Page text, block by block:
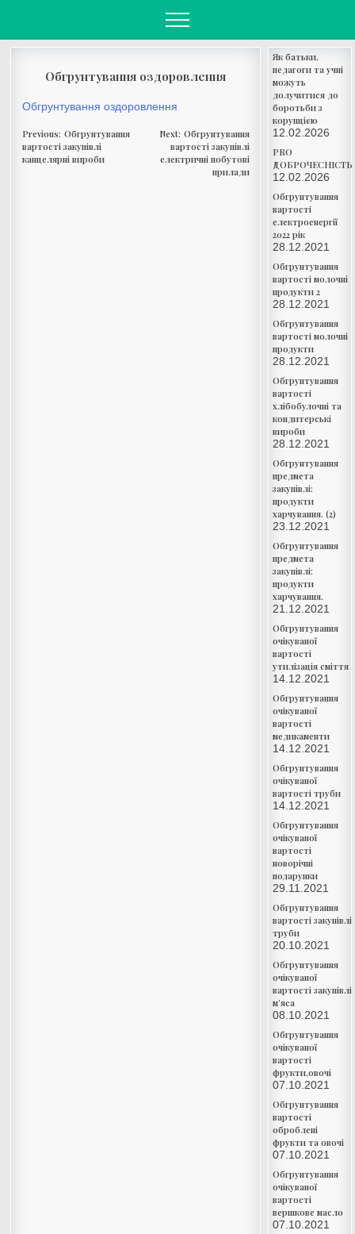
Обгрунтування оздоровлення
Обгрунтування оздоровлення
Навігація
записів
Previous: Обгрунтування
вартості закупівлі
канцелярні вироби
Next: Обгрунтування
вартості закупівлі
електричні побутові
прилади
Як батьки,
педагоги та учні
можуть
долучитися до
боротьби з
корупцією
12.02.2026
PRO
ДОБРОЧЕСНІСТЬ
12.02.2026
Обгрунтування
вартості
електроенергії
2022 рік
28.12.2021
Обгрунтування
вартості молочні
продукти 2
28.12.2021
Обгрунтування
вартості молочні
продукти
28.12.2021
Обгрунтування
вартості
хлібобулочні та
кондитерські
вироби
28.12.2021
Обгрунтування
предмета
закупівлі:
продукти
харчування. (2)
23.12.2021
Обгрунтування
предмета
закупівлі:
продукти
харчування.
21.12.2021
Обгрунтування
очікуваної
вартості
утилізація сміття
14.12.2021
Обгрунтування
очікуваної
вартості
медикаменти
14.12.2021
Обгрунтування
очікуваної
вартості труби
14.12.2021
Обгрунтування
очікуваної
вартості
новорічні
подарунки
29.11.2021
Обгрунтування
вартості закупівлі
труби
20.10.2021
Обгрунтування
очікуваної
вартості закупівлі
м’яса
08.10.2021
Обгрунтування
очікуваної
вартості
фрукти,овочі
07.10.2021
Обгрунтування
вартості
оброблені
фрукти та овочі
07.10.2021
Обгрунтування
очікуваної
вартості
вершкове масло
07.10.2021